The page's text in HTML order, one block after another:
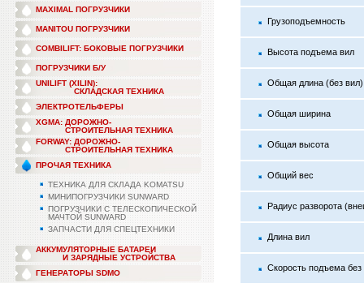
MAXIMAL ПОГРУЗЧИКИ
MANITOU ПОГРУЗЧИКИ
COMBILIFT: БОКОВЫЕ ПОГРУЗЧИКИ
ПОГРУЗЧИКИ Б/У
UNILIFT (XILIN):
СКЛАДСКАЯ ТЕХНИКА
ЭЛЕКТРОТЕЛЬФЕРЫ
XGMA: ДОРОЖНО-
СТРОИТЕЛЬНАЯ ТЕХНИКА
FORWAY: ДОРОЖНО-
СТРОИТЕЛЬНАЯ ТЕХНИКА
ПРОЧАЯ ТЕХНИКА
ТЕХНИКА ДЛЯ СКЛАДА KOMATSU
МИНИПОГРУЗЧИКИ SUNWARD
ПОГРУЗЧИКИ С ТЕЛЕСКОПИЧЕСКОЙ
МАЧТОЙ SUNWARD
ЗАПЧАСТИ ДЛЯ СПЕЦТЕХНИКИ
АККУМУЛЯТОРНЫЕ БАТАРЕИ
И ЗАРЯДНЫЕ УСТРОЙСТВА
ГЕНЕРАТОРЫ SDMO
Грузоподъемность
Высота подъема вил
Общая длина (без вил)
Общая ширина
Общая высота
Общий вес
Радиус разворота
Длина вил
Скорость подъема без